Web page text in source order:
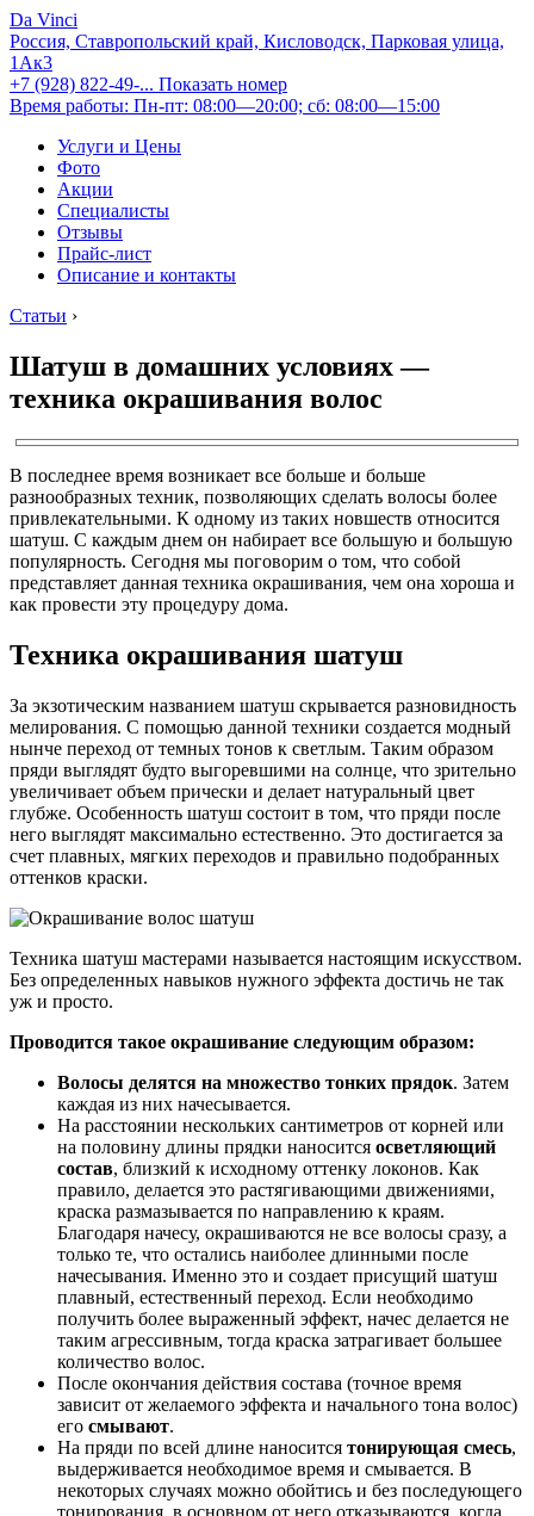
Da Vinci
Россия, Ставропольский край, Кисловодск, Парковая улица,
1Ак3
+7 (928) 822-49-... Показать номер
Время работы: Пн-пт: 08:00—20:00; сб: 08:00—15:00
Услуги и Цены
Фото
Акции
Специалисты
Отзывы
Прайс-лист
Описание и контакты
Статьи ›
Шатуш в домашних условиях —
техника окрашивания волос
В последнее время возникает все больше и больше
разнообразных техник, позволяющих сделать волосы более
привлекательными. К одному из таких новшеств относится
шатуш. С каждым днем он набирает все большую и большую
популярность. Сегодня мы поговорим о том, что собой
представляет данная техника окрашивания, чем она хороша и
как провести эту процедуру дома.
Техника окрашивания шатуш
За экзотическим названием шатуш скрывается разновидность
мелирования. С помощью данной техники создается модный
нынче переход от темных тонов к светлым. Таким образом
пряди выглядят будто выгоревшими на солнце, что зрительно
увеличивает объем прически и делает натуральный цвет
глубже. Особенность шатуш состоит в том, что пряди после
него выглядят максимально естественно. Это достигается за
счет плавных, мягких переходов и правильно подобранных
оттенков краски.
Техника шатуш мастерами называется настоящим искусством.
Без определенных навыков нужного эффекта достичь не так
уж и просто.
Проводится такое окрашивание следующим образом:
Волосы делятся на множество тонких прядок. Затем
каждая из них начесывается.
На расстоянии нескольких сантиметров от корней или
на половину длины прядки наносится осветляющий
состав, близкий к исходному оттенку локонов. Как
правило, делается это растягивающими движениями,
краска размазывается по направлению к краям.
Благодаря начесу, окрашиваются не все волосы сразу, а
только те, что остались наиболее длинными после
начесывания. Именно это и создает присущий шатуш
плавный, естественный переход. Если необходимо
получить более выраженный эффект, начес делается не
таким агрессивным, тогда краска затрагивает большее
количество волос.
После окончания действия состава (точное время
зависит от желаемого эффекта и начального тона волос)
его смывают.
На пряди по всей длине наносится тонирующая смесь,
выдерживается необходимое время и смывается. В
некоторых случаях можно обойтись и без последующего
тонирования, в основном от него отказываются, когда